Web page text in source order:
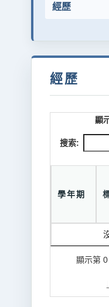
經歷
經歷
顯
搜索:
學年期
顯示第